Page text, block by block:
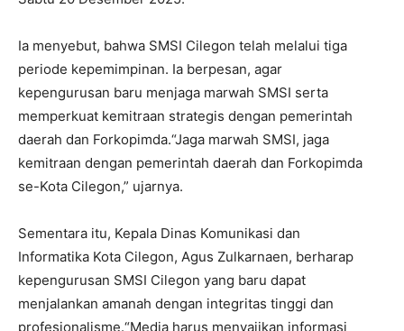
Ia menyebut, bahwa SMSI Cilegon telah melalui tiga
periode kepemimpinan. Ia berpesan, agar
kepengurusan baru menjaga marwah SMSI serta
memperkuat kemitraan strategis dengan pemerintah
daerah dan Forkopimda.“Jaga marwah SMSI, jaga
kemitraan dengan pemerintah daerah dan Forkopimda
se-Kota Cilegon,” ujarnya.
Sementara itu, Kepala Dinas Komunikasi dan
Informatika Kota Cilegon, Agus Zulkarnaen, berharap
kepengurusan SMSI Cilegon yang baru dapat
menjalankan amanah dengan integritas tinggi dan
profesionalisme.“Media harus menyajikan informasi